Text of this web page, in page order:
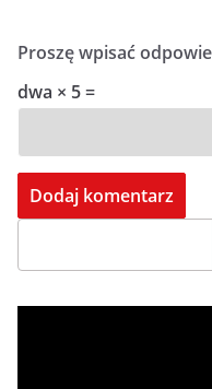
Proszę wpisać
dwa × 5 =